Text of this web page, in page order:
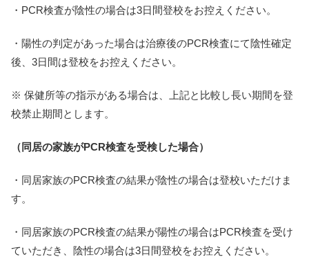
・PCR検査が陰性の場合は3日間登校をお控えください。
・陽性の判定があった場合は治療後のPCR検査にて陰性確定
後、3日間は登校をお控えください。
※ 保健所等の指示がある場合は、上記と比較し長い期間を登
校禁止期間とします。
（同居の家族がPCR検査を受検した場合）
・同居家族のPCR検査の結果が陰性の場合は登校いただけま
す。
・同居家族のPCR検査の結果が陽性の場合はPCR検査を受け
ていただき、陰性の場合は3日間登校をお控えください。